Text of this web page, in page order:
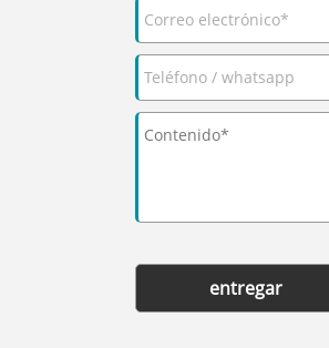
entregar